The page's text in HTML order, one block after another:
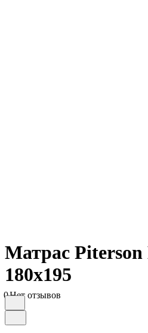
Матрас Piterson
180х195
0Нет отзывов